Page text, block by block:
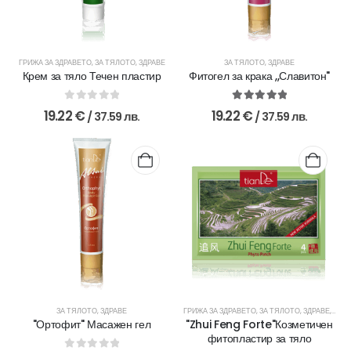
ГРИЖА ЗА ЗДРАВЕТО,ЗА ТЯЛОТО,ЗДРАВЕ
Крем за тяло Течен пластир
0 out of 5
19.22€ / 37.59 лв.
ЗА ТЯЛОТО,ЗДРАВЕ
Фитогел за крака ,,Славитон"
5.00 out of 5
19.22€ / 37.59 лв.
ЗА ТЯЛОТО,ЗДРАВЕ
"Ортофит" Масажен гел
ГРИЖА ЗА ЗДРАВЕТО,ЗА ТЯЛОТО,ЗДРАВЕ,
"Zhui Feng Forte"Козметичен
фитопластир за тяло